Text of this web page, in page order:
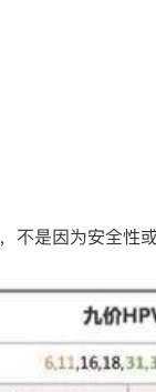
，不是因为安全性